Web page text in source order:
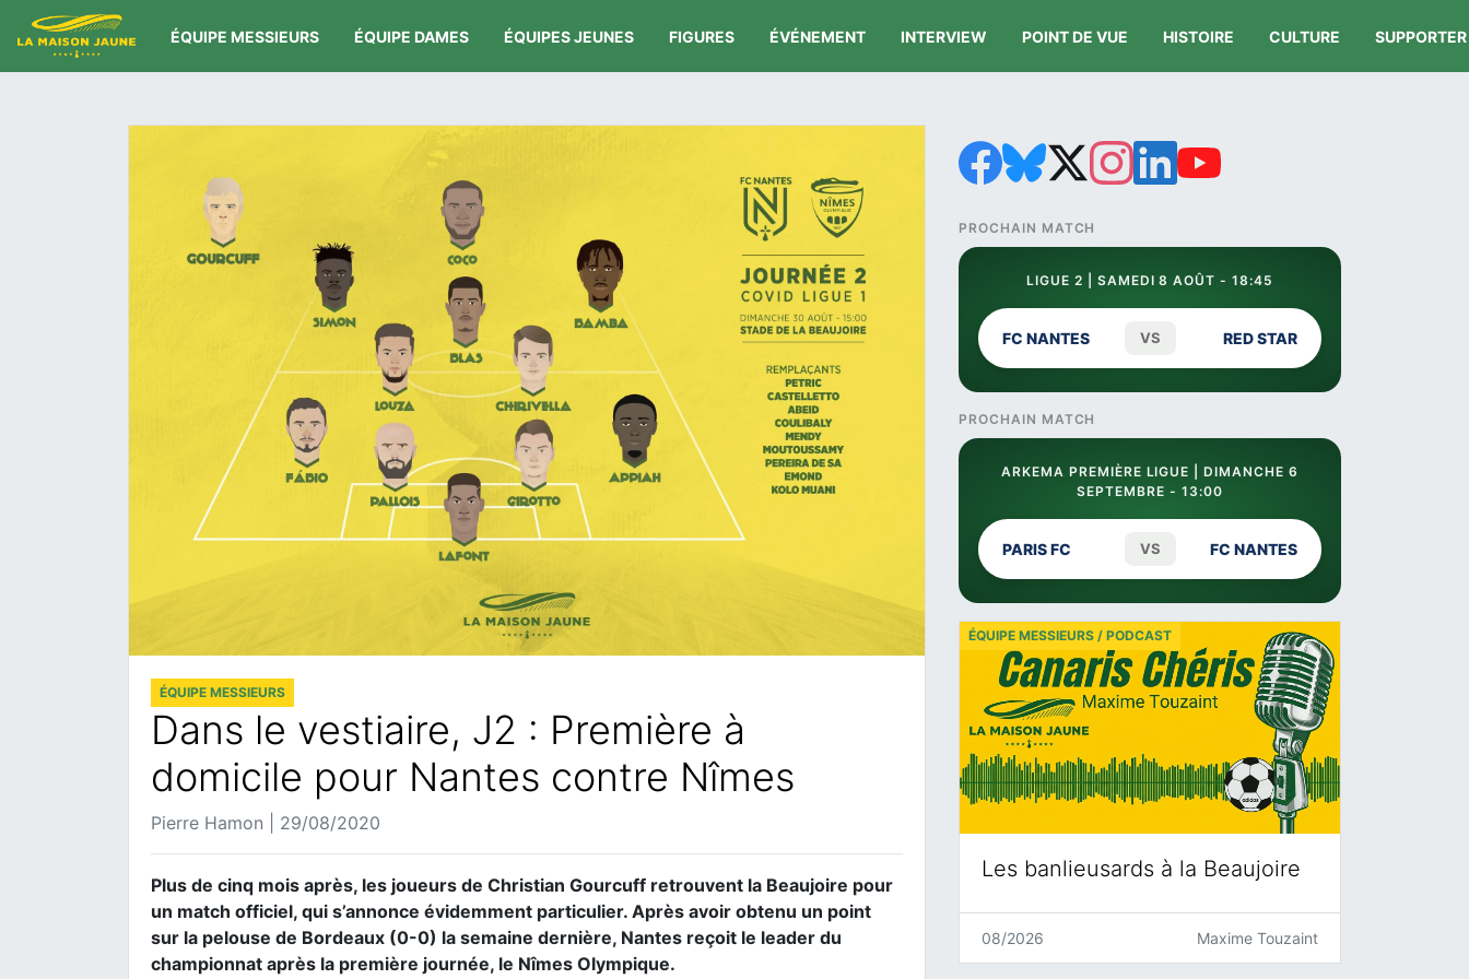
ÉQUIPE MESSIEURS ÉQUIPE DAMES ÉQUIPES JEUNES FIGURES ÉVÉNEMENT INTERVIEW POINT DE VUE HISTOIRE CULTURE SUPPORTER
ÉQUIPE MESSIEURS
Dans le vestiaire, J2 : Première à
domicile pour Nantes contre Nîmes
Pierre Hamon | 29/08/2020
Plus de cinq mois après, les joueurs de Christian Gourcuff retrouvent la Beaujoire pour
un match officiel, qui s’annonce évidemment particulier. Après avoir obtenu un point
sur la pelouse de Bordeaux (0-0) la semaine dernière, Nantes reçoit le leader du
championnat après la première journée, le Nîmes Olympique.
PROCHAIN MATCH
LIGUE 2 | SAMEDI 8 AOÛT - 18:45
FC NANTES VS RED STAR
PROCHAIN MATCH
ARKEMA PREMIÈRE LIGUE | DIMANCHE 6
SEPTEMBRE - 13:00
PARIS FC VS FC NANTES
Les banlieusards à la Beaujoire
ÉQUIPE MESSIEURS / PODCAST
08/2026 Maxime Touzaint